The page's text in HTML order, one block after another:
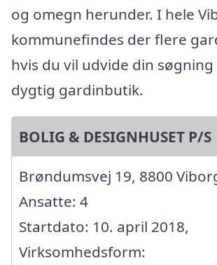
og omegn herunder. I hele
kommunefindes der flere
hvis du vil udvide din
dygtig gardinbutik.
BOLIG & DESIGNHUSET P/S
Brøndumsvej 19, 8800
Ansatte: 4
Startdato: 10. april 2018,
Virksomhedsform: